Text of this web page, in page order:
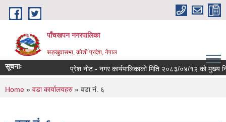
Skip to main content
पाँचखपन नगरपालिका
सङ्खु‍वासभा, कोशी प्रदेश, नेपाल
सूचनाः प्रेश नोट - नगर कार्यपालिकाको मिति २०८३/०४/१२ को मुख्य
You are here
Home » वडा कार्यालयहरु » वडा नं. ६